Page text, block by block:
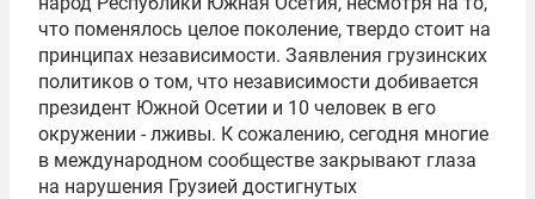
что поменялось целое поколение, твердо стоит на
принципах независимости. Заявления грузинских
политиков о том, что независимости добивается
президент Южной Осетии и 10 человек в его
окружении - лживы. К сожалению, сегодня многие
в международном сообществе закрывают глаза
на нарушения Грузией достигнутых